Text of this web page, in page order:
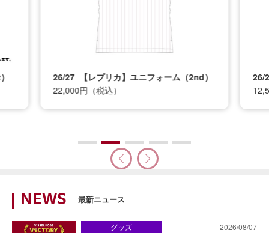
26/27_【レプリカ】ユニフォーム（2nd）
22,000円（税込）
26/
NEWS 最新ニュース
2026/08/07
グッズ